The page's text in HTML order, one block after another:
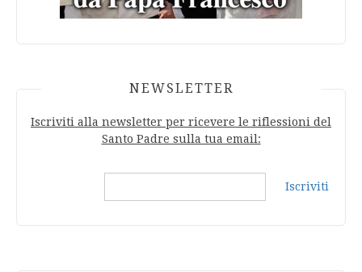
NEWSLETTER
Iscriviti alla newsletter per ricevere le riflessioni del
Santo Padre sulla tua email:
Iscriviti